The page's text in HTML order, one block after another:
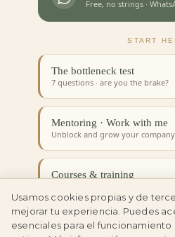
Free, no strings ·
START
The bottleneck test
7 questions · are you the brake?
Mentoring · Work with me
Unblock and grow your company
Courses & training
My book · Tú o Nadie
Usamos cookies propias y de
mejorar tu experiencia. Puedes
esenciales para el